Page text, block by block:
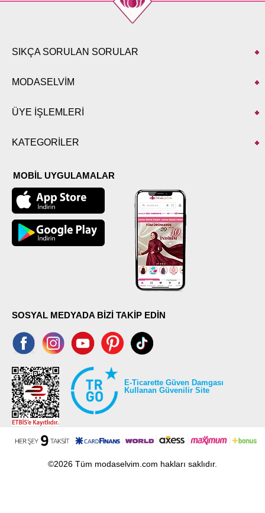
SIKÇA SORULAN SORULAR
MODASELVİM
ÜYE İŞLEMLERİ
KATEGORİLER
MOBİL UYGULAMALAR
SOSYAL MEDYADA BİZİ TAKİP EDİN
E-Ticarette Güven Damgası
Kullanan Güvenilir Site
©2026 Tüm modaselvim.com hakları saklıdır.